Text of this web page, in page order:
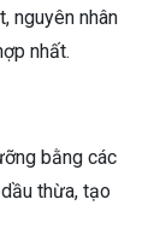
nguyên nhân
nhất.
bằng các
thừa, tạo